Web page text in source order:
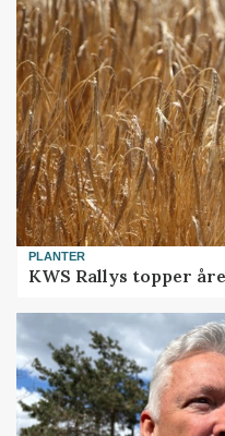
PLANTER
KWS Rallys topper